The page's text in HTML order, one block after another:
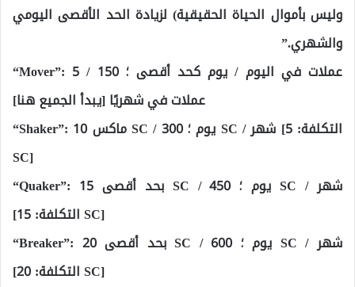
وليس بأموال الحياة الحقيقية) لزيادة الحد الأقصى اليومي
والشهري.”
“Mover”: 5 عملات في اليوم / يوم كحد أقصى ؛ 150 /
عملات في شهريًا [يبدأ الجميع هنا]
“Shaker”: ماكس 10 SC / يوم ؛ 300 SC / شهر [التكلفة: 5
SC]
“Quaker”: بحد أقصى 15 SC / يوم ؛ 450 SC / شهر
[التكلفة: 15 SC]
“Breaker”: بحد أقصى 20 SC / يوم ؛ 600 SC / شهر
[التكلفة: 20 SC]